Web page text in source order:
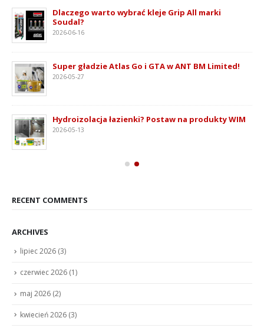
Dlaczego warto wybrać kleje Grip All marki
Soudal?
2026-06-16
Super gładzie Atlas Go i GTA w ANT BM Limited!
2026-05-27
Hydroizolacja łazienki? Postaw na produkty WIM
2026-05-13
RECENT COMMENTS
ARCHIVES
lipiec 2026 (3)
czerwiec 2026 (1)
maj 2026 (2)
kwiecień 2026 (3)